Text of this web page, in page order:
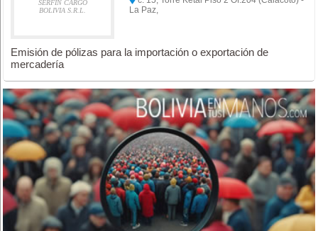
SERFIN CARGO
BOLIVIA S.R.L.
La Paz,
Emisión de pólizas para la importación o exportación de
mercadería